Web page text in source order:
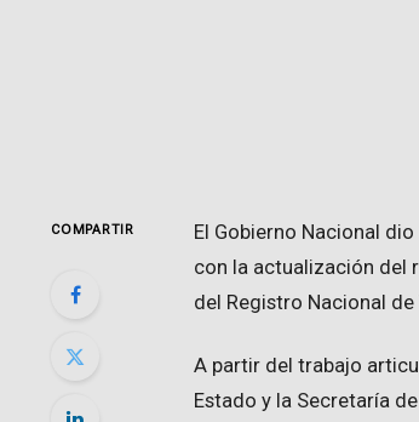
COMPARTIR
El Gobierno Nacional
con la actualización del
del Registro Nacional
A partir del trabajo
Estado y la Secretaría